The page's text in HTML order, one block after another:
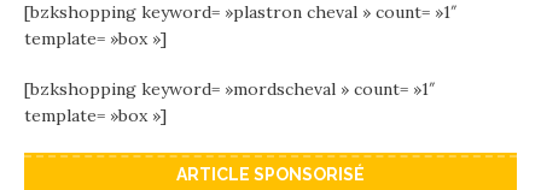
[bzkshopping keyword= »plastron cheval » count= »1″
template= »box »]
[bzkshopping keyword= »mordscheval » count= »1″
template= »box »]
ARTICLE SPONSORISÉ